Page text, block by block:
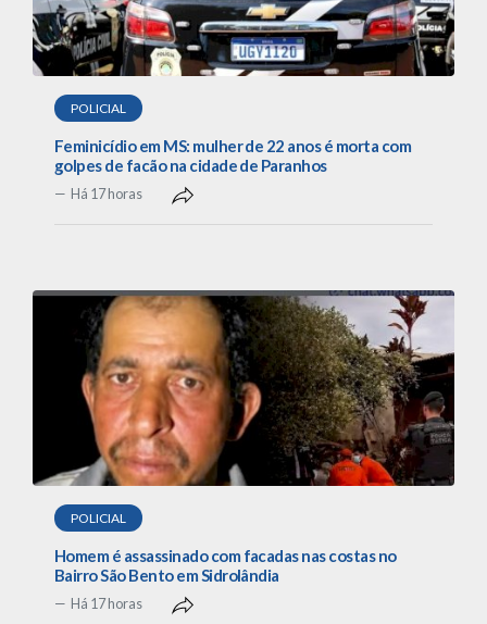
POLICIAL
Feminicídio em MS: mulher de 22 anos é morta com
golpes de facão na cidade de Paranhos
Há 17 horas
POLICIAL
Homem é assassinado com facadas nas costas no
Bairro São Bento em Sidrolândia
Há 17 horas